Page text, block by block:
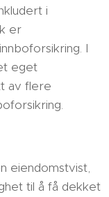
i
er
I
eget
av flere
eiendomstvist,
til å få dekket